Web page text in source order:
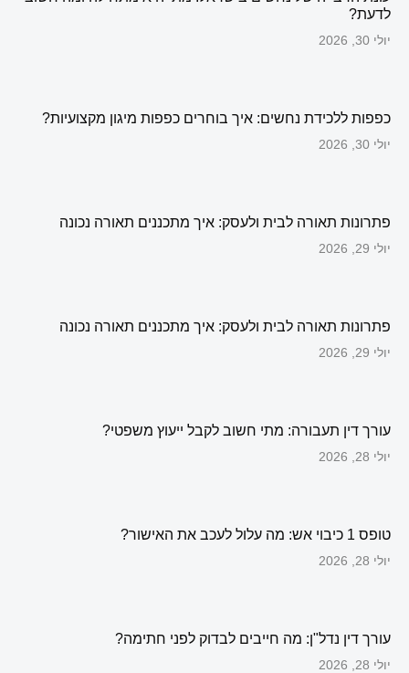
לדעת?
יולי 30, 2026
כפפות ללכידת נחשים: איך בוחרים כפפות מיגון מקצועיות?
יולי 30, 2026
פתרונות תאורה לבית ולעסק: איך מתכננים תאורה נכונה
יולי 29, 2026
פתרונות תאורה לבית ולעסק: איך מתכננים תאורה נכונה
יולי 29, 2026
עורך דין תעבורה: מתי חשוב לקבל ייעוץ משפטי?
יולי 28, 2026
טופס 1 כיבוי אש: מה עלול לעכב את האישור?
יולי 28, 2026
עורך דין נדל"ן: מה חייבים לבדוק לפני חתימה?
יולי 28, 2026